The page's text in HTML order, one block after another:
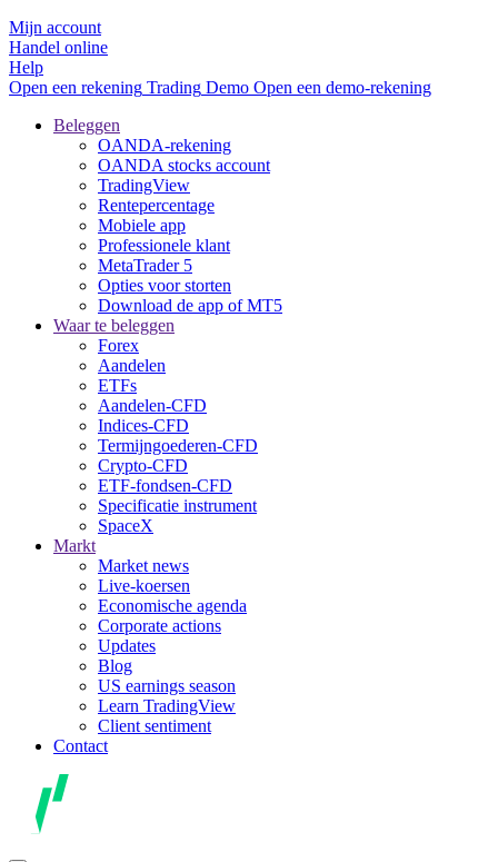
Mijn account
Handel online
Help
Open een rekening Trading Demo Open een demo-rekening
Beleggen
OANDA-rekening
OANDA stocks account
TradingView
Rentepercentage
Mobiele app
Professionele klant
MetaTrader 5
Opties voor storten
Download de app of MT5
Waar te beleggen
Forex
Aandelen
ETFs
Aandelen-CFD
Indices-CFD
Termijngoederen-CFD
Crypto-CFD
ETF-fondsen-CFD
Specificatie instrument
SpaceX
Markt
Market news
Live-koersen
Economische agenda
Corporate actions
Updates
Blog
US earnings season
Learn TradingView
Client sentiment
Contact